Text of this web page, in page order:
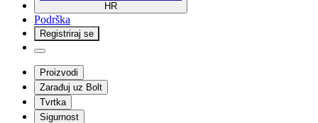
HR
Podrška
Registriraj se
Proizvodi
Zarađuj uz Bolt
Tvrtka
Sigurnost